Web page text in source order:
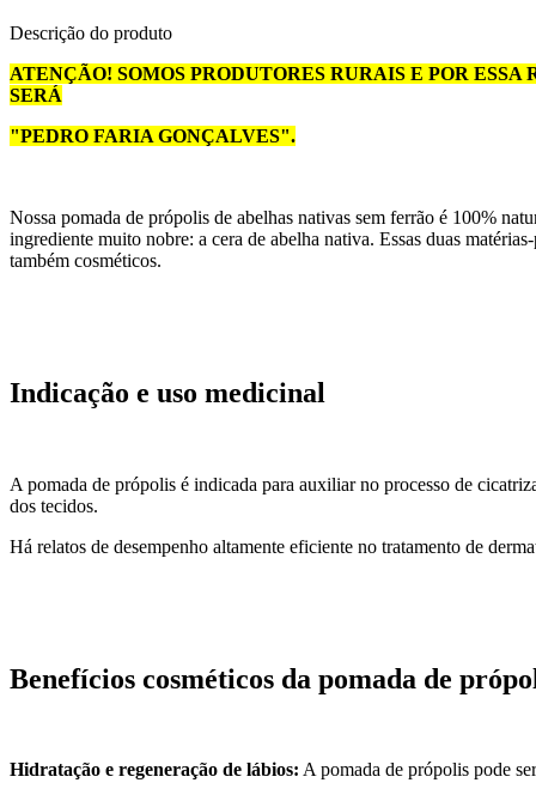
Descrição do produto
ATENÇÃO! SOMOS PRODUTORES RURAIS E POR
SERÁ
"PEDRO FARIA GONÇALVES".
Nossa pomada de própolis de abelhas nativas sem ferrão é 100%
ingrediente muito nobre: a cera de abelha nativa. Essas duas
também cosméticos.
Indicação e uso medicinal
A pomada de própolis é indicada para auxiliar no processo de
dos tecidos.
Há relatos de desempenho altamente eficiente no tratamento de
Benefícios cosméticos da pomada de
Hidratação e regeneração de lábios: A pomada de própolis pode